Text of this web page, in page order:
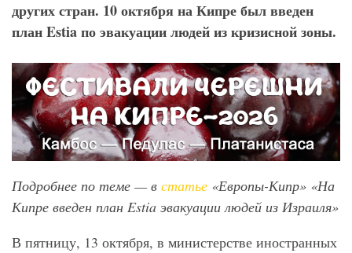
других стран. 10 октября на Кипре был введен
план Estia по эвакуации людей из кризисной зоны.
Подробнее по теме — в статье «Европы-Кипр» «На
Кипре введен план Estia эвакуации людей из Израиля»
В пятницу, 13 октября, в министерстве иностранных